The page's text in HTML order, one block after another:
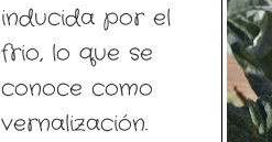
inducida por el
frio, lo que se
conoce como
vernalización.